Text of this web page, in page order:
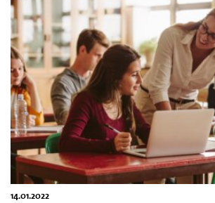
14.01.2022